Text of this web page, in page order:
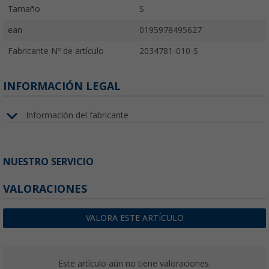
Tamaño S
ean 0195978495627
Fabricante Nº de artículo 2034781-010-S
INFORMACIÓN LEGAL
Información del fabricante
NUESTRO SERVICIO
VALORACIONES
VALORA ESTE ARTÍCULO
Este artículo aún no tiene valoraciones.